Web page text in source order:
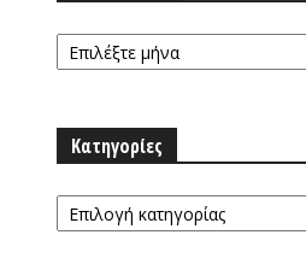
Αρχειοθήκη
Κατηγορίες
Κατηγορίες